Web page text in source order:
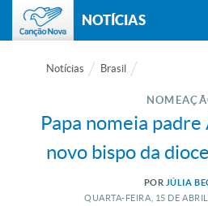
NOTÍCIAS
Notícias Brasil
Papa nomeia
novo bispo da
POR JÚLIA
QUARTA-FEIRA, 15 DE ABRIL